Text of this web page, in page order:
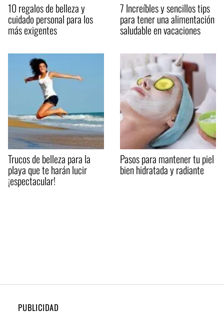
10 regalos de belleza y
cuidado personal para los
más exigentes
7 Increíbles y sencillos tips
para tener una alimentación
saludable en vacaciones
Trucos de belleza para la
playa que te harán lucir
¡espectacular!
Pasos para mantener tu piel
bien hidratada y radiante
PUBLICIDAD